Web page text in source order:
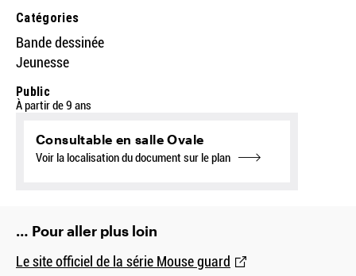
Catégories
Bande dessinée
Jeunesse
Public
À partir de 9 ans
Consultable en salle Ovale
Voir la localisation du document sur le plan
… Pour aller plus loin
Le site officiel de la série Mouse guard